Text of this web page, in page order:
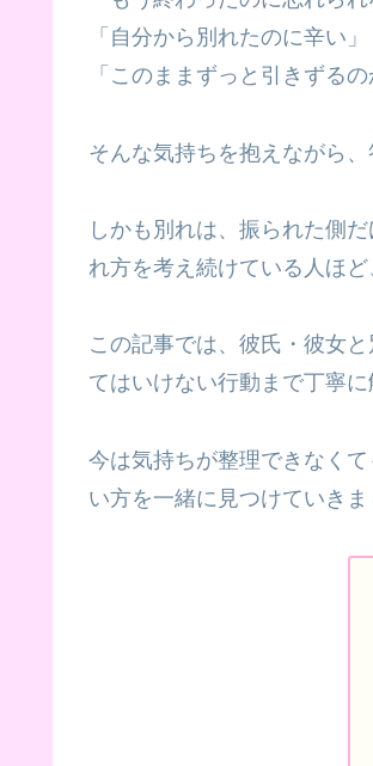
「自分から別れたのに辛い」
「このままずっと引きずるの
そんな気持ちを抱えながら
しかも別れは、振られた側
れ方を考え続けている人ほ
この記事では、彼氏・彼女
てはいけない行動まで丁寧に
今は気持ちが整理できなく
い方を一緒に見つけていきま